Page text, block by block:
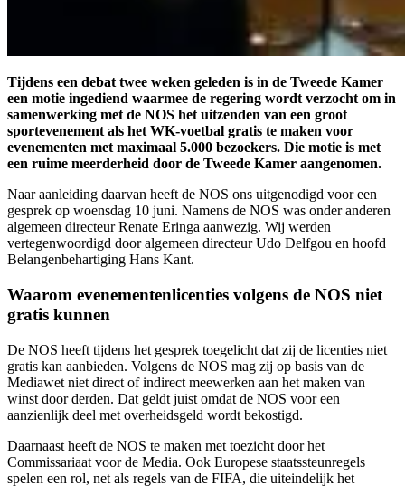
Tijdens een debat twee weken geleden is in de Tweede Kamer
een motie ingediend waarmee de regering wordt verzocht om in
samenwerking met de NOS het uitzenden van een groot
sportevenement als het WK-voetbal gratis te maken voor
evenementen met maximaal 5.000 bezoekers. Die motie is met
een ruime meerderheid door de Tweede Kamer aangenomen.
Naar aanleiding daarvan heeft de NOS ons uitgenodigd voor een
gesprek op woensdag 10 juni. Namens de NOS was onder anderen
algemeen directeur Renate Eringa aanwezig. Wij werden
vertegenwoordigd door algemeen directeur Udo Delfgou en hoofd
Belangenbehartiging Hans Kant.
Waarom evenementenlicenties volgens de NOS niet
gratis kunnen
De NOS heeft tijdens het gesprek toegelicht dat zij de licenties niet
gratis kan aanbieden. Volgens de NOS mag zij op basis van de
Mediawet niet direct of indirect meewerken aan het maken van
winst door derden. Dat geldt juist omdat de NOS voor een
aanzienlijk deel met overheidsgeld wordt bekostigd.
Daarnaast heeft de NOS te maken met toezicht door het
Commissariaat voor de Media. Ook Europese staatssteunregels
spelen een rol, net als regels van de FIFA, die uiteindelijk het